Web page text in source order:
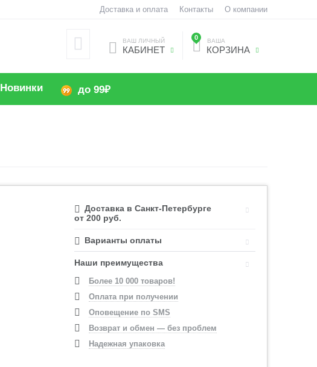
Доставка и оплата Контакты О компании
0 ВАША
КОРЗИНА
ВАШ ЛИЧНЫЙ
КАБИНЕТ
Новинки до 99₽
Доставка в Санкт-Петербурге
от 200 руб.
Варианты оплаты
Наши преимущества
Более 10 000 товаров!
Оплата при получении
Оповещение по SMS
Возврат и обмен — без проблем
Надежная упаковка